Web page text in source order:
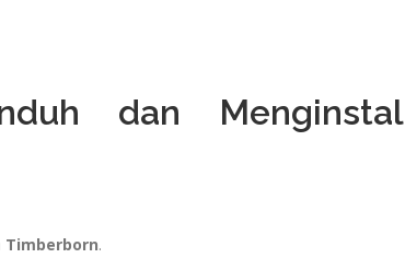
dan Menginstal
Timberborn.